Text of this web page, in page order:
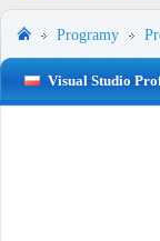
Programy
Visual Studio